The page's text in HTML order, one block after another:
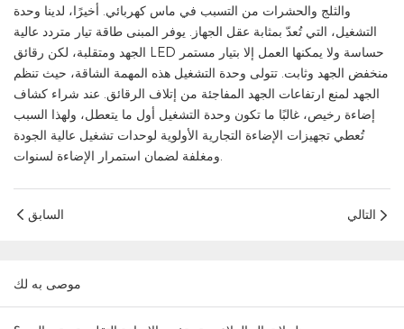
والثلج والحشرات من التسبب في ماس كهربائي. أخيرًا، لدينا وحدة
التشغيل، التي تُعدّ بمثابة عقل الجهاز. يوفر المبنى طاقة تيار متردد عالية
الجهد ومتقلبة، لكن رقائق LED حساسة ولا يمكنها العمل إلا بتيار مستمر
منخفض الجهد وثابت. تتولى وحدة التشغيل هذه المهمة الشاقة، حيث تنظم
الجهد لمنع ارتفاعات الجهد المفاجئة من إتلاف الرقائق. عند شراء كشاف
إضاءة رخيص، غالبًا ما تكون وحدة التشغيل أول ما يتعطل، ولهذا السبب
تُعطي تجهيزات الإضاءة التجارية الأولوية لوحدات تشغيل عالية الجودة
ومغلفة لضمان استمرار الإضاءة لسنوات.
السابق التالي
موصى به لك